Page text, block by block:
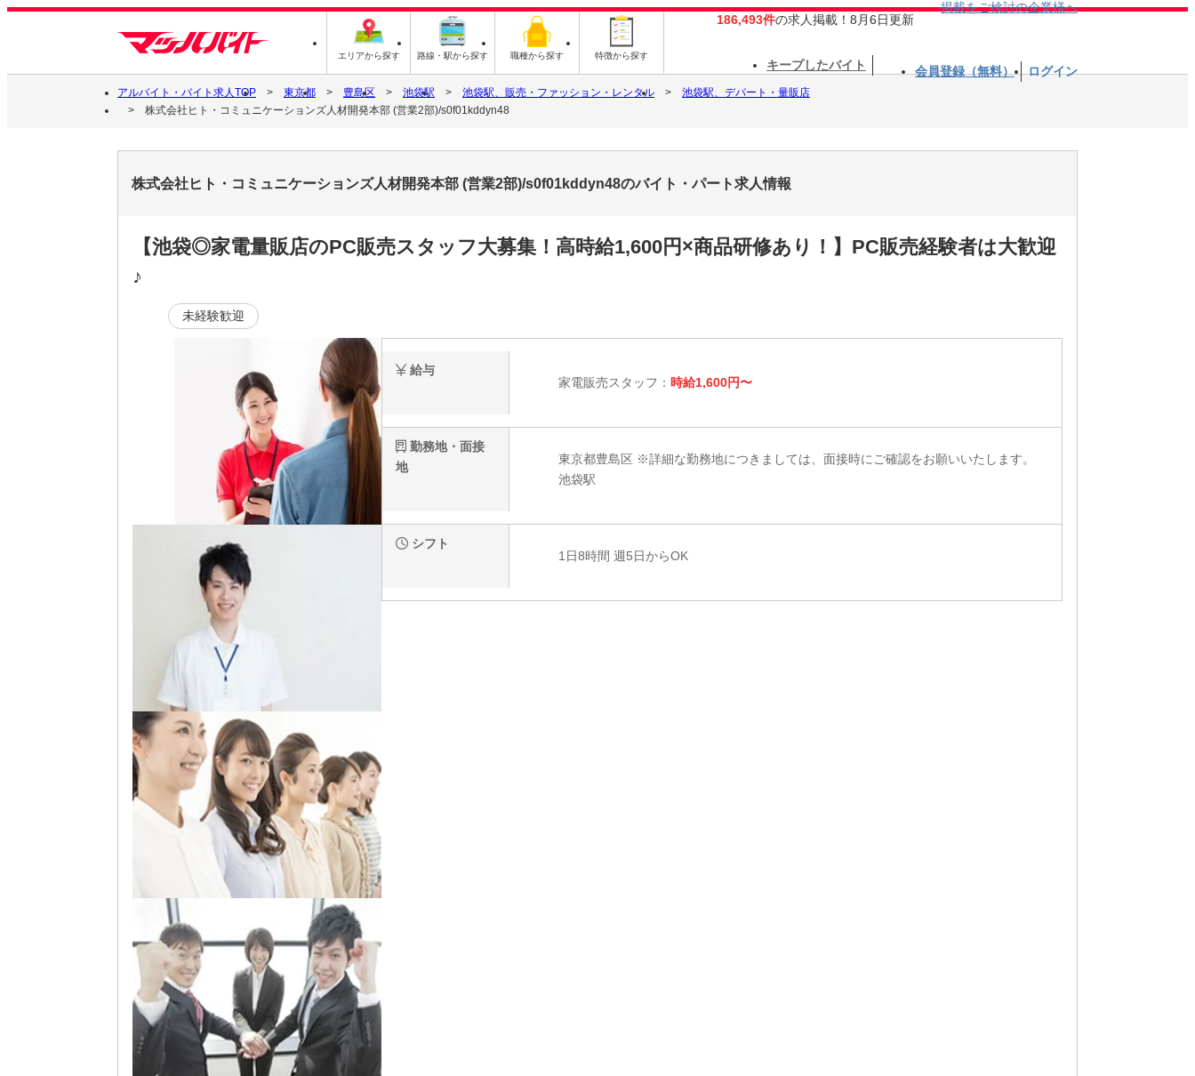
エリアから探す 路線・駅から探す 職種から探す 特徴から探す
186,493件の求人掲載！8月6日更新
掲載をご検討の企業様へ
キープしたバイト 会員登録（無料） ログイン
アルバイト・バイト求人TOP 東京都 豊島区 池袋駅 池袋駅、販売・ファッション・レンタル
池袋駅、デパート・量販店
株式会社ヒト・コミュニケーションズ人材開発本部 (営業2部)/s0f01kddyn48
株式会社ヒト・コミュニケーションズ人材開発本部 (営業2部)/s0f01kddyn48のバイト・パート求人情報
【池袋◎家電量販店のPC販売スタッフ大募集！高時給1,600円×商品研修あり！】PC販売経験者は大歓迎
♪
未経験歓迎
給与
家電販売スタッフ： 時給1,600円〜
勤務地・面接
地
東京都豊島区 ※詳細な勤務地につきましては、面接時にご確認をお願いいたします。
池袋駅
シフト
1日8時間 週5日からOK